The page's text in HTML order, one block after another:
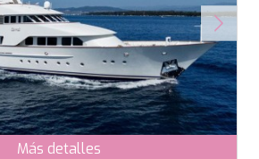
Más detalles
para almacenar información
y elecciones personales del usuario
continuada de sus hábitos de
a ellas, podemos conocer los hábitos
sitio web y mostrar publicidad
de navegación del usuario.